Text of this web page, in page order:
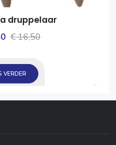
druppelaar
€16,50Oorspronkelijke
Huidige
VERDER